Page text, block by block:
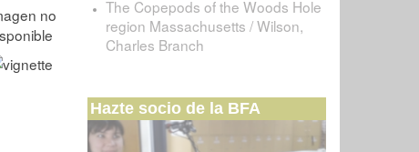
The Copepods of the Woods Hole
region Massachusetts / Wilson,
Charles Branch
Hazte socio de la BFA